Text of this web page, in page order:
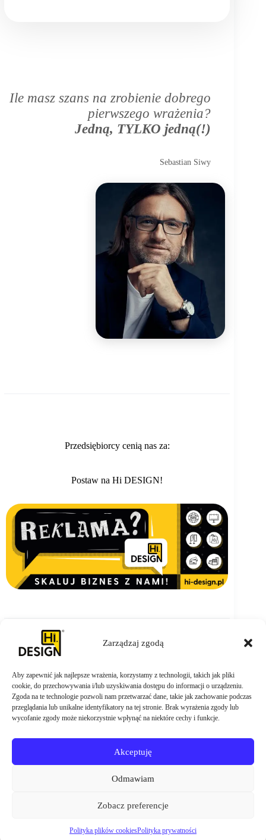
Zarządzaj zgodą
Aby zapewnić jak najlepsze wrażenia, korzystamy z technologii, takich jak pliki
cookie, do przechowywania i/lub uzyskiwania dostępu do informacji o urządzeniu.
Zgoda na te technologie pozwoli nam przetwarzać dane, takie jak zachowanie podczas
przeglądania lub unikalne identyfikatory na tej stronie. Brak wyrażenia zgody lub
wycofanie zgody może niekorzystnie wpłynąć na niektóre cechy i funkcje.
Akceptuję
Odmawiam
Zobacz preferencje
Polityka plików cookiesPolityka prywatności
Ile masz szans na zrobienie dobrego
pierwszego wrażenia?
Jedną, TYLKO jedną(!)
Sebastian Siwy
Przedsiębiorcy cenią nas za:
Postaw na Hi DESIGN!
ZAMÓW TERAZ